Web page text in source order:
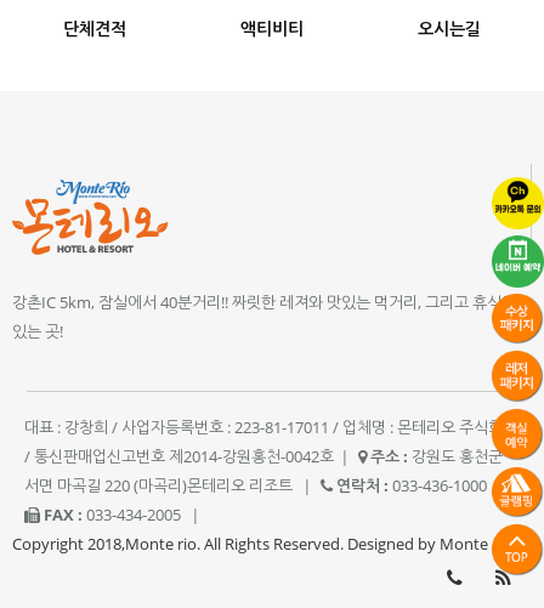
단체견적 액티비티 오시는길
강촌IC 5km, 잠실에서 40분거리!! 짜릿한 레져와 맛있는 먹거리, 그리고 휴식이
있는 곳!
대표 : 강창희 / 사업자등록번호 : 223-81-17011 / 업체명 : 몬테리오 주식회사
/ 통신판매업신고번호 제2014-강원홍천-0042호 | 주소 : 강원도 홍천군
서면 마곡길 220 (마곡리)몬테리오 리조트
| 연락처 : 033-436-1000
|
FAX : 033-434-2005
|
Copyright 2018,Monte rio. All Rights Reserved. Designed by Monte rio.